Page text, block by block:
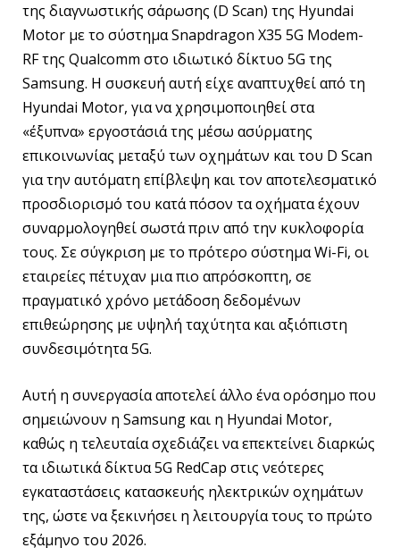
της διαγνωστικής σάρωσης (D Scan) της Hyundai
Motor με το σύστημα Snapdragon X35 5G Modem-
RF της Qualcomm στο ιδιωτικό δίκτυο 5G της
Samsung. Η συσκευή αυτή είχε αναπτυχθεί από τη
Hyundai Motor, για να χρησιμοποιηθεί στα
«έξυπνα» εργοστάσιά της μέσω ασύρματης
επικοινωνίας μεταξύ των οχημάτων και του D Scan
για την αυτόματη επίβλεψη και τον αποτελεσματικό
προσδιορισμό του κατά πόσον τα οχήματα έχουν
συναρμολογηθεί σωστά πριν από την κυκλοφορία
τους. Σε σύγκριση με το πρότερο σύστημα Wi-Fi, οι
εταιρείες πέτυχαν μια πιο απρόσκοπτη, σε
πραγματικό χρόνο μετάδοση δεδομένων
επιθεώρησης με υψηλή ταχύτητα και αξιόπιστη
συνδεσιμότητα 5G.
Αυτή η συνεργασία αποτελεί άλλο ένα ορόσημο που
σημειώνουν η Samsung και η Hyundai Motor,
καθώς η τελευταία σχεδιάζει να επεκτείνει διαρκώς
τα ιδιωτικά δίκτυα 5G RedCap στις νεότερες
εγκαταστάσεις κατασκευής ηλεκτρικών οχημάτων
της, ώστε να ξεκινήσει η λειτουργία τους το πρώτο
εξάμηνο του 2026.